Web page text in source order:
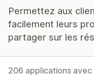
Permettez aux
facilement leurs
partager sur les
206 applications avec